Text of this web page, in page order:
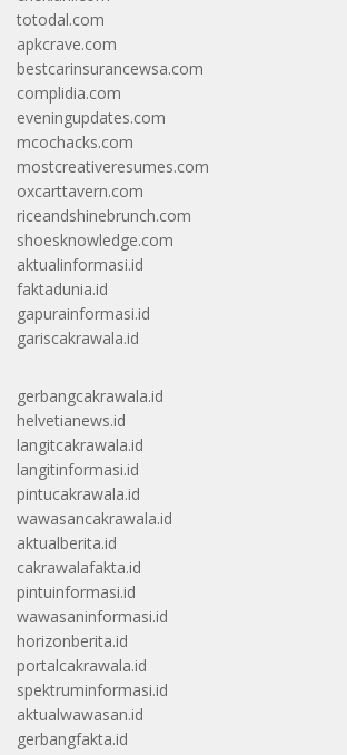
totodal.com
apkcrave.com
bestcarinsurancewsa.com
complidia.com
eveningupdates.com
mcochacks.com
mostcreativeresumes.com
oxcarttavern.com
riceandshinebrunch.com
shoesknowledge.com
aktualinformasi.id
faktadunia.id
gapurainformasi.id
gariscakrawala.id
gerbangcakrawala.id
helvetianews.id
langitcakrawala.id
langitinformasi.id
pintucakrawala.id
wawasancakrawala.id
aktualberita.id
cakrawalafakta.id
pintuinformasi.id
wawasaninformasi.id
horizonberita.id
portalcakrawala.id
spektruminformasi.id
aktualwawasan.id
gerbangfakta.id